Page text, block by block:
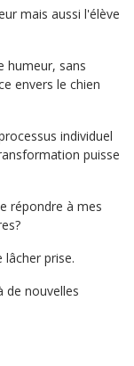
mais aussi l'élève
humeur, sans
envers le chien
individuel
puisse
répondre à mes
prise.
de nouvelles